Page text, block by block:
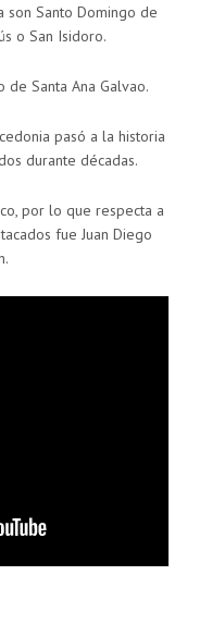
son Santo Domingo de
o San Isidoro.
de Santa Ana Galvao.
pasó a la historia
durante décadas.
por lo que respecta a
fue Juan Diego